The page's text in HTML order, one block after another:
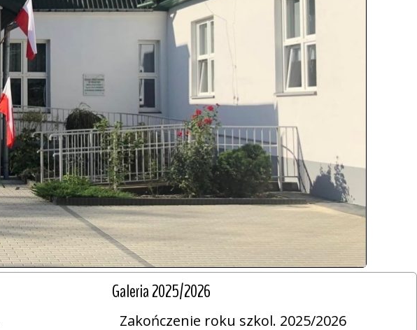
Galeria 2025/2026
Zakończenie roku szkol. 2025/2026